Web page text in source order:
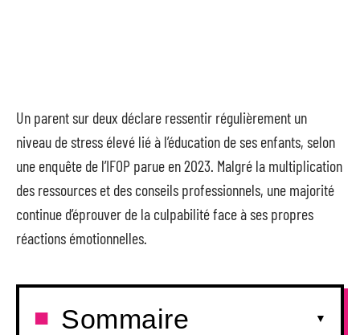
Un parent sur deux déclare ressentir régulièrement un
niveau de stress élevé lié à l’éducation de ses enfants, selon
une enquête de l’IFOP parue en 2023. Malgré la multiplication
des ressources et des conseils professionnels, une majorité
continue d’éprouver de la culpabilité face à ses propres
réactions émotionnelles.
Sommaire